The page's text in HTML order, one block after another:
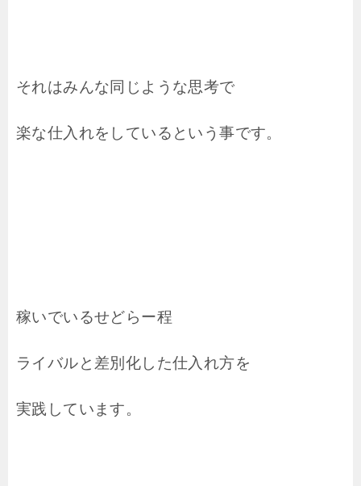
それはみんな同じような思考で
楽な仕入れをしているという事です。
稼いでいるせどらー程
ライバルと差別化した仕入れ方を
実践しています。